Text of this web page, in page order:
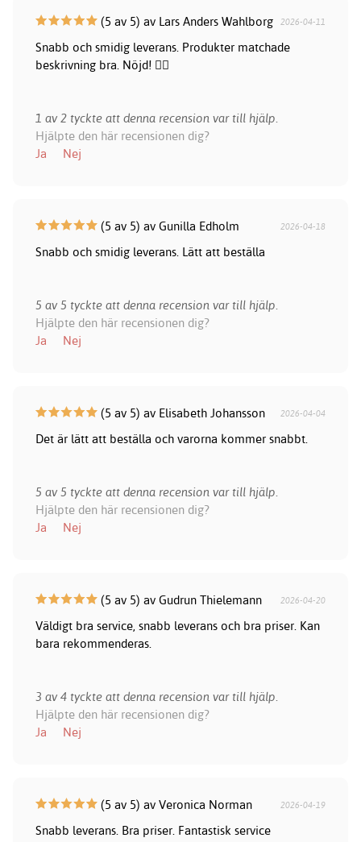
(5 av 5) av Lars Anders Wahlborg 2026-04-11
Snabb och smidig leverans. Produkter matchade
beskrivning bra. Nöjd! 👍🏻
1 av 2 tyckte att denna recension var till hjälp.
Hjälpte den här recensionen dig?
Ja
Nej
(5 av 5) av Gunilla Edholm 2026-04-18
Snabb och smidig leverans. Lätt att beställa
5 av 5 tyckte att denna recension var till hjälp.
Hjälpte den här recensionen dig?
Ja
Nej
(5 av 5) av Elisabeth Johansson 2026-04-04
Det är lätt att beställa och varorna kommer snabbt.
5 av 5 tyckte att denna recension var till hjälp.
Hjälpte den här recensionen dig?
Ja
Nej
(5 av 5) av Gudrun Thielemann 2026-04-20
Väldigt bra service, snabb leverans och bra priser. Kan
bara rekommenderas.
3 av 4 tyckte att denna recension var till hjälp.
Hjälpte den här recensionen dig?
Ja
Nej
(5 av 5) av Veronica Norman 2026-04-19
Snabb leverans. Bra priser. Fantastisk service